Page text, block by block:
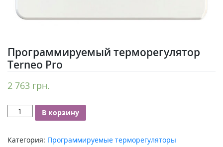
Программируемый терморегулятор
Terneo Pro
2 763 грн.
Количество
Программируемый
Terneo
В корзину
Категория: Программируемые терморегуляторы